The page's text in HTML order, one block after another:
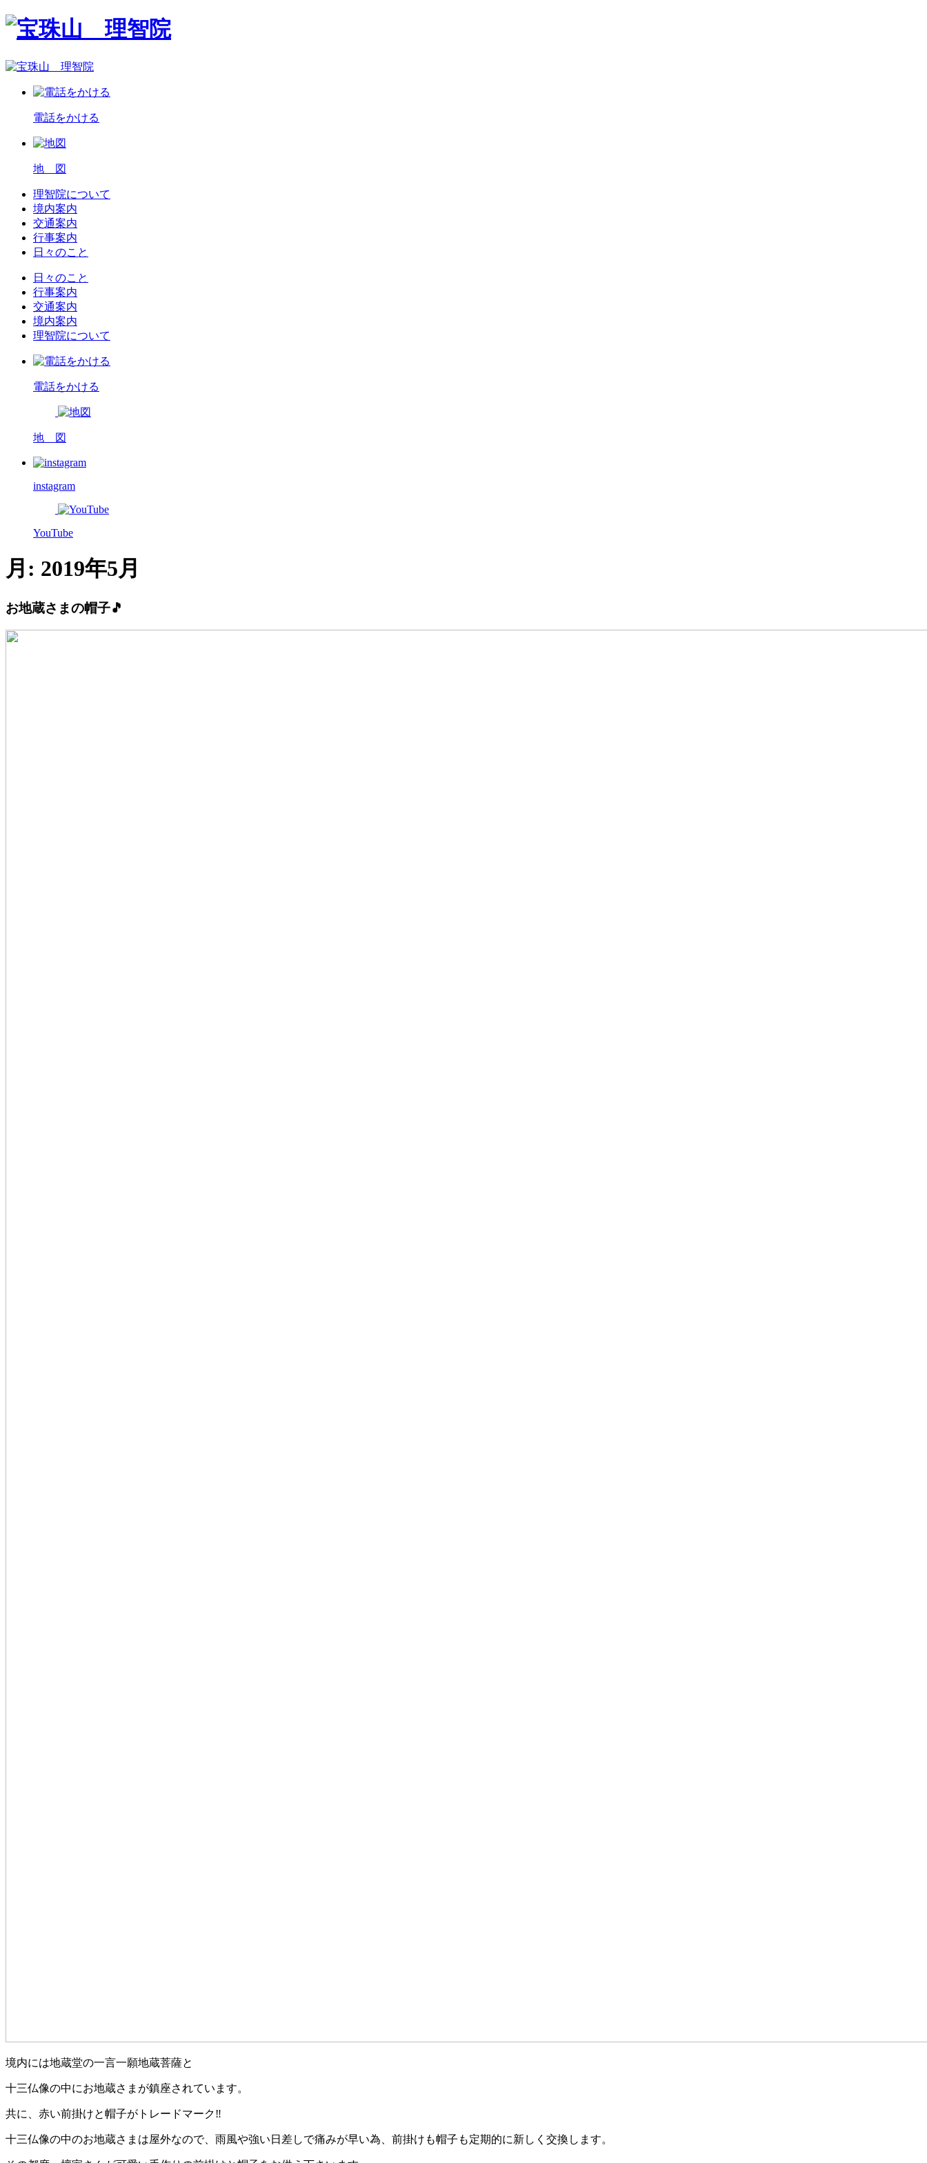
電話をかける
地 図
理智院について
境内案内
交通案内
行事案内
日々のこと
日々のこと
行事案内
交通案内
境内案内
理智院について
電話をかける
地 図
instagram
YouTube
月: 2019年5月
お地蔵さまの帽子🎵
境内には地蔵堂の一言一願地蔵菩薩と
十三仏像の中にお地蔵さまが鎮座されています。
共に、赤い前掛けと帽子がトレードマーク‼︎
十三仏像の中のお地蔵さまは屋外なので、雨風や強い日差しで痛みが早い為、前掛けも帽子も定期的に新しく交換します。